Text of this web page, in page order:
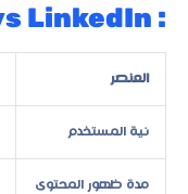
: X vs LinkedIn في التوظيف
العنصر
نية المستخدم
مدة ظهور المحتوى